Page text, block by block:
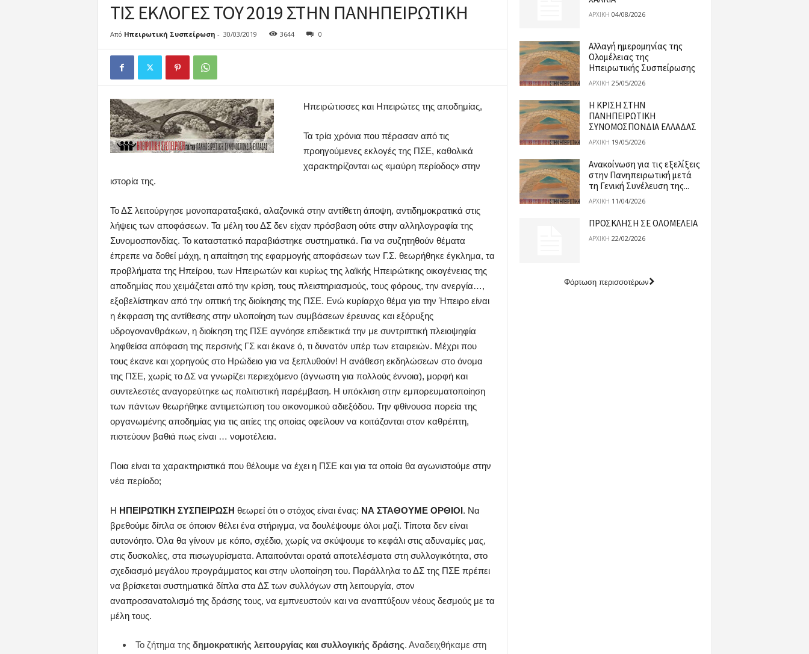
ΤΙΣ ΕΚΛΟΓΕΣ ΤΟΥ 2019 ΣΤΗΝ ΠΑΝΗΠΕΙΡΩΤΙΚΗ
Από Ηπειρωτική Συσπείρωση - 30/03/2019 3644 0
Ηπειρώτισσες και Ηπειρώτες της αποδημίας,
Τα τρία χρόνια που πέρασαν από τις
προηγούμενες εκλογές της ΠΣΕ, καθολικά
χαρακτηρίζονται ως «μαύρη περίοδος» στην
ιστορία της.
Το ΔΣ λειτούργησε μονοπαραταξιακά, αλαζονικά στην αντίθετη άποψη, αντιδημοκρατικά στις
λήψεις των αποφάσεων. Τα μέλη του ΔΣ δεν είχαν πρόσβαση ούτε στην αλληλογραφία της
Συνομοσπονδίας. Το καταστατικό παραβιάστηκε συστηματικά. Για να συζητηθούν θέματα
έπρεπε να δοθεί μάχη, η απαίτηση της εφαρμογής αποφάσεων των Γ.Σ. θεωρήθηκε έγκλημα, τα
προβλήματα της Ηπείρου, των Ηπειρωτών και κυρίως της λαϊκής Ηπειρώτικης οικογένειας της
αποδημίας που χειμάζεται από την κρίση, τους πλειστηριασμούς, τους φόρους, την ανεργία…,
εξοβελίστηκαν από την οπτική της διοίκησης της ΠΣΕ. Ενώ κυρίαρχο θέμα για την Ήπειρο είναι
η έκφραση της αντίθεσης στην υλοποίηση των συμβάσεων έρευνας και εξόρυξης
υδρογονανθράκων, η διοίκηση της ΠΣΕ αγνόησε επιδεικτικά την με συντριπτική πλειοψηφία
ληφθείσα απόφαση της περσινής ΓΣ και έκανε ό, τι δυνατόν υπέρ των εταιρειών. Μέχρι που
τους έκανε και χορηγούς στο Ηρώδειο για να ξεπλυθούν! Η ανάθεση εκδηλώσεων στο όνομα
της ΠΣΕ, χωρίς το ΔΣ να γνωρίζει περιεχόμενο (άγνωστη για πολλούς έννοια), μορφή και
συντελεστές αναγορεύτηκε ως πολιτιστική παρέμβαση. Η υπόκλιση στην εμπορευματοποίηση
των πάντων θεωρήθηκε αντιμετώπιση του οικονομικού αδιεξόδου. Την φθίνουσα πορεία της
οργανωμένης αποδημίας για τις αιτίες της οποίας οφείλουν να κοιτάζονται στον καθρέπτη,
πιστεύουν βαθιά πως είναι … νομοτέλεια.
Ποια είναι τα χαρακτηριστικά που θέλουμε να έχει η ΠΣΕ και για τα οποία θα αγωνιστούμε στην
νέα περίοδο;
Η ΗΠΕΙΡΩΤΙΚΗ ΣΥΣΠΕΙΡΩΣΗ θεωρεί ότι ο στόχος είναι ένας: ΝΑ ΣΤΑΘΟΥΜΕ ΟΡΘΙΟΙ. Να
βρεθούμε δίπλα σε όποιον θέλει ένα στήριγμα, να δουλέψουμε όλοι μαζί. Τίποτα δεν είναι
αυτονόητο. Όλα θα γίνουν με κόπο, σχέδιο, χωρίς να σκύψουμε το κεφάλι στις αδυναμίες μας,
στις δυσκολίες, στα πισωγυρίσματα. Απαιτούνται ορατά αποτελέσματα στη συλλογικότητα, στο
σχεδιασμό μεγάλου προγράμματος και στην υλοποίηση του. Παράλληλα το ΔΣ της ΠΣΕ πρέπει
να βρίσκεται συστηματικά δίπλα στα ΔΣ των συλλόγων στη λειτουργία, στον
αναπροσανατολισμό της δράσης τους, να εμπνευστούν και να αναπτύξουν νέους δεσμούς με τα
μέλη τους.
Το ζήτημα της δημοκρατικής λειτουργίας και συλλογικής δράσης. Αναδειχθήκαμε στη
ΑΡΧΙΚΉ 04/08/2026
Αλλαγή ημερομηνίας της
Ολομέλειας της
Ηπειρωτικής Συσπείρωσης
ΑΡΧΙΚΉ 25/05/2026
Η ΚΡΙΣΗ ΣΤΗΝ
ΠΑΝΗΠΕΙΡΩΤΙΚΗ
ΣΥΝΟΜΟΣΠΟΝΔΙΑ ΕΛΛΑΔΑΣ
ΑΡΧΙΚΉ 19/05/2026
Ανακοίνωση για τις εξελίξεις
στην Πανηπειρωτική μετά
τη Γενική Συνέλευση της...
ΑΡΧΙΚΉ 11/04/2026
ΠΡΟΣΚΛΗΣΗ ΣΕ ΟΛΟΜΕΛΕΙΑ
ΑΡΧΙΚΉ 22/02/2026
Φόρτωση περισσοτέρων